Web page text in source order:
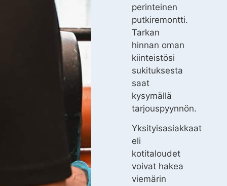
perinteinen
putkiremontti.
Tarkan
hinnan oman
kiinteistösi
sukituksesta
saat
kysymällä
tarjouspyynnön.
Yksityisasiakkaat
eli
kotitaloudet
voivat hakea
viemärin